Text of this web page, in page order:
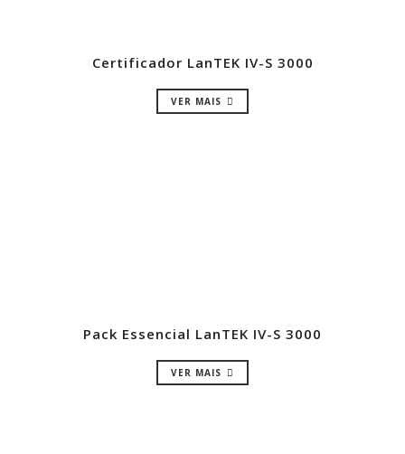
Certificador LanTEK IV-S 3000
VER MAIS
Pack Essencial LanTEK IV-S 3000
VER MAIS